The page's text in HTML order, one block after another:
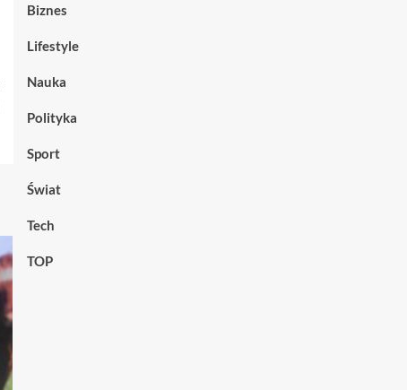
Biznes
Lifestyle
Nauka
Polityka
Sport
Świat
Tech
TOP